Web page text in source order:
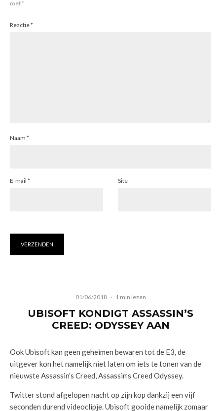
met*
Reactie*
Naam *
E-mail * Site
01/06/2018 · 1 min lezen
UBISOFT KONDIGT ASSASSIN’S
CREED: ODYSSEY AAN
Ook Ubisoft kan geen geheimen bewaren tot de E3, de
uitgever kon het namelijk niet laten om iets te tonen van de
nieuwste Assassin’s Creed, Assassin’s Creed Odyssey.
Twitter stond afgelopen nacht op zijn kop dankzij een vijf
seconden durend videoclipje. Ubisoft gooide namelijk zomaar